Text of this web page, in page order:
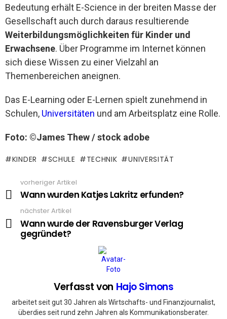
Bedeutung erhält E-Science in der breiten Masse der
Gesellschaft auch durch daraus resultierende
Weiterbildungsmöglichkeiten für Kinder und
Erwachsene. Über Programme im Internet können
sich diese Wissen zu einer Vielzahl an
Themenbereichen aneignen.
Das E-Learning oder E-Lernen spielt zunehmend in
Schulen, Universitäten und am Arbeitsplatz eine Rolle.
Foto: ©James Thew / stock adobe
KINDER SCHULE TECHNIK UNIVERSITÄT
more
vorheriger Artikel
Wann wurden Katjes Lakritz erfunden?
nächster Artikel
Wann wurde der Ravensburger Verlag
gegründet?
Verfasst von Hajo Simons
arbeitet seit gut 30 Jahren als Wirtschafts- und Finanzjournalist,
überdies seit rund zehn Jahren als Kommunikationsberater.